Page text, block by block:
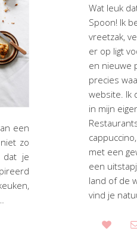
een
zo
dat je
Wat leuk
Spoon! Ik
vreetzak,
er op ligt
en nieuwe
precies
website. Ik
in mijn
met een
een
land of de
vind je